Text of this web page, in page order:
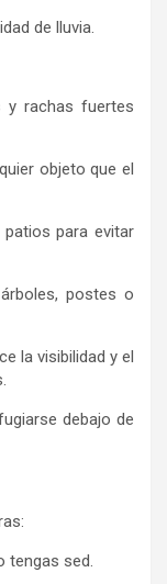
de lluvia.
y rachas fuertes
objeto que el
para evitar
postes o
la visibilidad y el
debajo de
tengas sed.